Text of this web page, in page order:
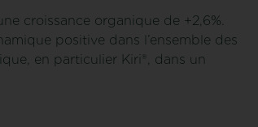
croissance organique de +2,6%.
positive dans l’ensemble des
en particulier Kiri®, dans un